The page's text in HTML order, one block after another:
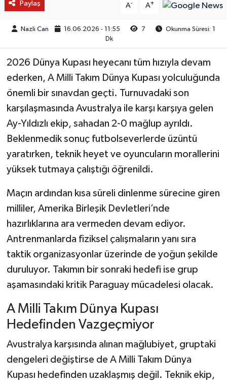
Paylaş A- A+
Nazli Can 16.06.2026 - 11:55 7
Okunma Süresi: 1
Dk
2026 Dünya Kupası heyecanı tüm hızıyla devam
ederken, A Milli Takım Dünya Kupası yolculuğunda
önemli bir sınavdan geçti. Turnuvadaki son
karşılaşmasında Avustralya ile karşı karşıya gelen
Ay-Yıldızlı ekip, sahadan 2-0 mağlup ayrıldı.
Beklenmedik sonuç futbolseverlerde üzüntü
yaratırken, teknik heyet ve oyuncuların morallerini
yüksek tutmaya çalıştığı öğrenildi.
Maçın ardından kısa süreli dinlenme sürecine giren
milliler, Amerika Birleşik Devletleri’nde
hazırlıklarına ara vermeden devam ediyor.
Antrenmanlarda fiziksel çalışmaların yanı sıra
taktik organizasyonlar üzerinde de yoğun şekilde
duruluyor. Takımın bir sonraki hedefi ise grup
aşamasındaki kritik Paraguay mücadelesi olacak.
A Milli Takım Dünya Kupası
Hedefinden Vazgeçmiyor
Avustralya karşısında alınan mağlubiyet, gruptaki
dengeleri değiştirse de A Milli Takım Dünya
Kupası hedefinden uzaklaşmış değil. Teknik ekip,